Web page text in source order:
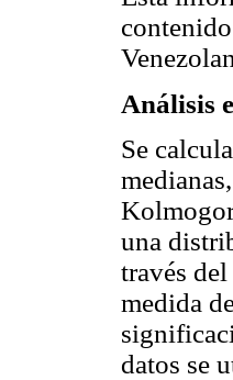
Análisis
Se
una
través
medida
datos se